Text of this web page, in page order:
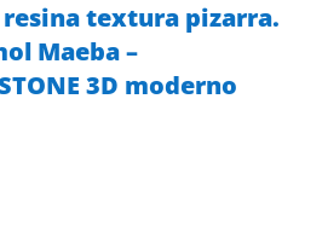
textura pizarra.
Maeba –
3D moderno